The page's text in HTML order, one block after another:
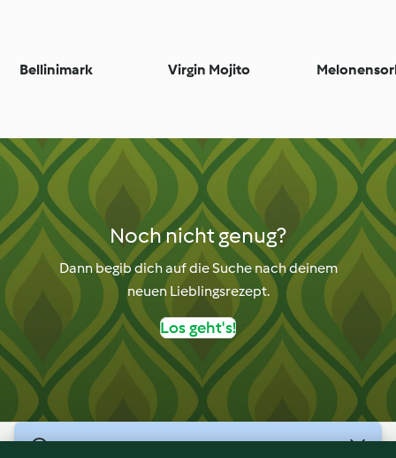
Bellinimark Virgin Mojito
Noch nicht genug?
Dann begib dich auf die Suche nach deinem
neuen Lieblingsrezept.
Los geht's!